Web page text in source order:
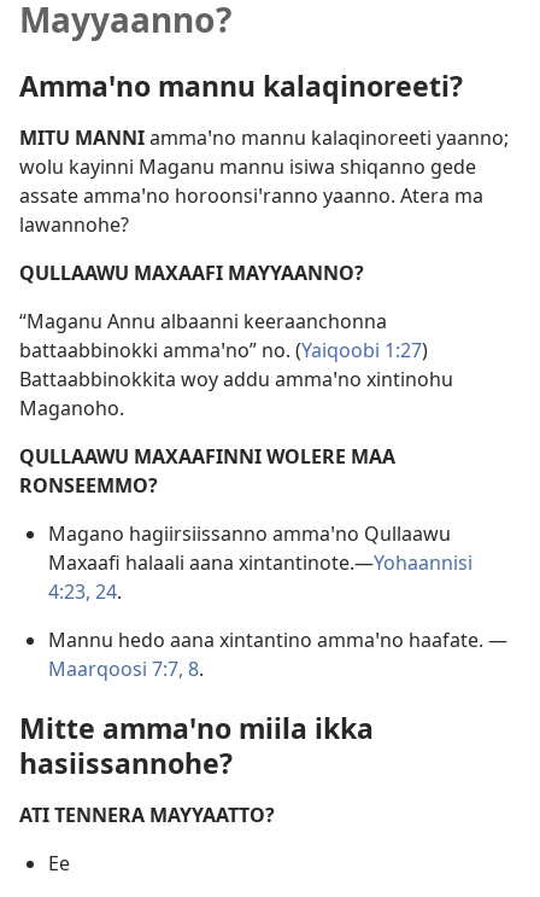
Mayyaanno?
Ammaꞌno mannu kalaqinoreeti?
MITU MANNIammaꞌno mannu kalaqinoreeti yaanno;
wolu kayinni Maganu mannu isiwa shiqanno gede
assate ammaꞌno horoonsiꞌranno yaanno. Atera ma
lawannohe?
QULLAAWU MAXAAFI MAYYAANNO?
“Maganu Annu albaanni keeraanchonna
battaabbinokki ammaꞌno” no. (Yaiqoobi 1:27)
Battaabbinokkita woy addu ammaꞌno xintinohu
Maganoho.
QULLAAWU MAXAAFINNI WOLERE MAA
RONSEEMMO?
Magano hagiirsiissanno ammaꞌno Qullaawu
Maxaafi halaali aana xintantinote.—Yohaannisi
4:23, 24.
Mannu hedo aana xintantino ammaꞌno haafate. —
Maarqoosi 7:7, 8.
Mitte ammaꞌno miila ikka
hasiissannohe?
ATI TENNERA MAYYAATTO?
Ee